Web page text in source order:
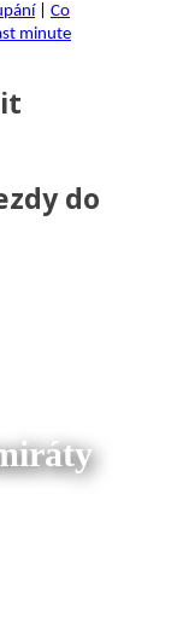
Co
minute
do